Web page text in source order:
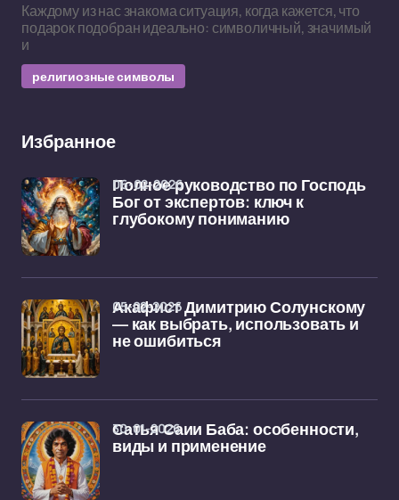
Каждому из нас знакома ситуация, когда кажется, что
подарок подобран идеально: символичный, значимый
и
религиозные символы
Избранное
Полное руководство по Господь
Бог от экспертов: ключ к
глубокому пониманию
06-02-2026
Акафист Димитрию Солунскому
— как выбрать, использовать и
не ошибиться
05-02-2026
Сатья Саии Баба: особенности,
виды и применение
30-01-2026